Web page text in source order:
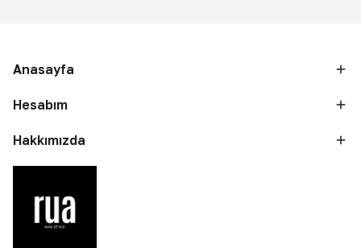
Anasayfa
Hesabım
Hakkımızda